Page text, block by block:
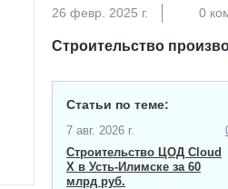
26 февр. 2025 г. 0
Строительство
Статьи по теме:
7 авг. 2026 г.
Строительство ЦОД Cloud
X в Усть-Илимске за 60
млрд руб.